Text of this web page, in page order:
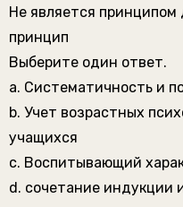
Не является
принцип
Выберите один ответ.
a. Систематичность и
b. Учет возрастных
учащихся
c. Воспитывающий
d. сочетание индукции